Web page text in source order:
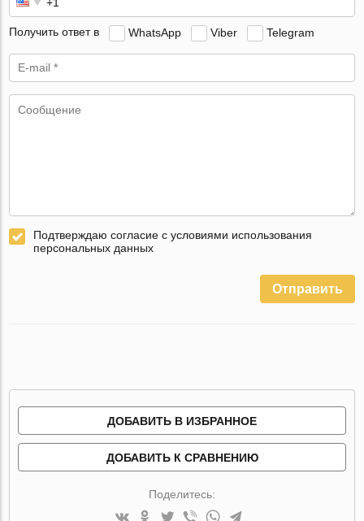
Получить ответ в WhatsApp Viber Telegram
Подтверждаю согласие с условиями использования
персональных данных
Отправить
ДОБАВИТЬ В ИЗБРАННОЕ
ДОБАВИТЬ К СРАВНЕНИЮ
Поделитесь: